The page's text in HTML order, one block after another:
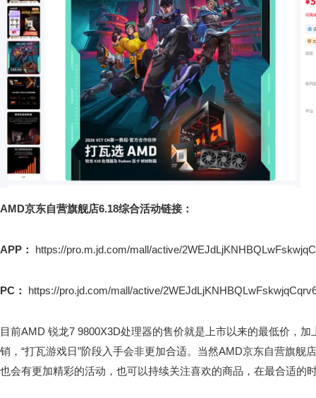
AMD京东自营旗舰店6.18综合活动链接：
APP： https://pro.m.jd.com/mall/active/
PC： https://pro.jd.com/mall/active/
目前AMD 锐龙7 9800X3D处理器的售价就是上市以来的最低价，
销，“打瓦游戏日”阶段入手会非更加合适。当然AMD京东自营旗舰
也会有更加精彩的活动，也可以持续关注喜欢的商品，在最合适的